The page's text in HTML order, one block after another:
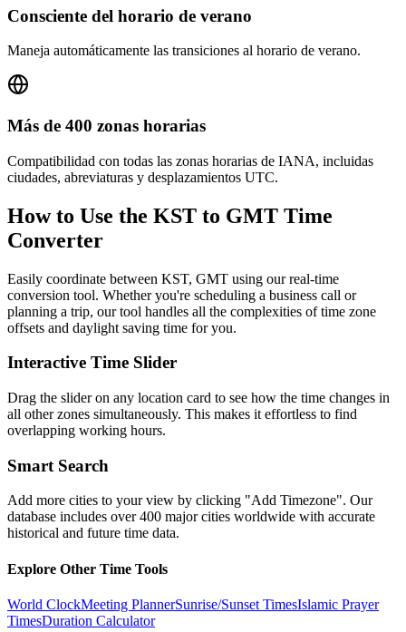
Consciente del horario de verano
Maneja automáticamente las transiciones al horario de verano.
Más de 400 zonas horarias
Compatibilidad con todas las zonas horarias de IANA, incluidas
ciudades, abreviaturas y desplazamientos UTC.
How to Use the KST to GMT Time
Converter
Easily coordinate between KST, GMT using our real-time
conversion tool. Whether you're scheduling a business call or
planning a trip, our tool handles all the complexities of time zone
offsets and daylight saving time for you.
Interactive Time Slider
Drag the slider on any location card to see how the time changes in
all other zones simultaneously. This makes it effortless to find
overlapping working hours.
Smart Search
Add more cities to your view by clicking "Add Timezone". Our
database includes over 400 major cities worldwide with accurate
historical and future time data.
Explore Other Time Tools
World ClockMeeting PlannerSunrise/Sunset TimesIslamic Prayer
TimesDuration Calculator